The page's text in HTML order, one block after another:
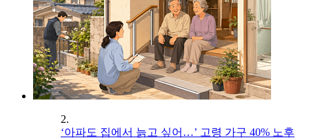
2.
‘아파도 집에서 늙고 싶어…’ 고령 가구 40% 노후